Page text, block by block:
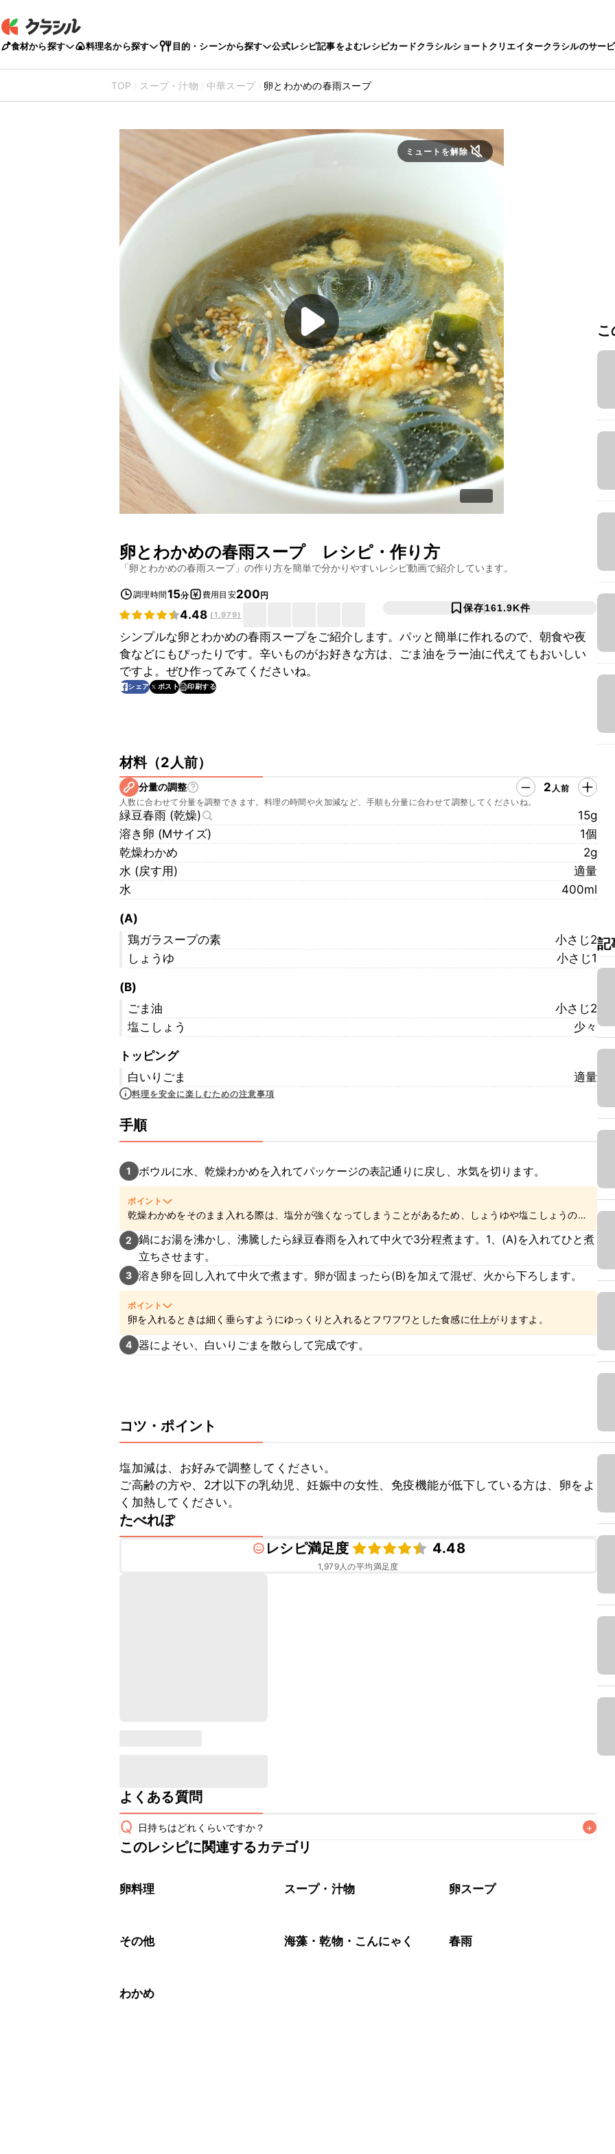
食材から探す 料理名から探す 目的・シーンから探す 公式レシピ記事をよむレシピカードクラシルショートクリエイタークラシルのサー
TOP スープ・汁物 中華スープ 卵とわかめの春雨スープ
ミュートを解除
卵とわかめの春雨スープレシピ・作り方
「卵とわかめの春雨スープ」の作り方を簡単で分かりやすいレシピ動画で紹介しています。
調理時間15分 費用目安200円
4.48 (1,979)
保存161.9K件
シンプルな卵とわかめの春雨スープをご紹介します。パッと簡単に作れるので、朝食や夜
食などにもぴったりです。辛いものがお好きな方は、ごま油をラー油に代えてもおいしい
ですよ。ぜひ作ってみてくださいね。
シェア ポスト 印刷する
材料（2人前）
分量の調整 2 人前
人数に合わせて分量を調整できます。料理の時間や火加減など、手順も分量に合わせて調整してくださいね。
緑豆春雨 (乾燥)
15g
溶き卵 (Mサイズ)
1個
乾燥わかめ
2g
水 (戻す用)
適量
水
400ml
(A)
鶏ガラスープの素
小さじ2
しょうゆ
小さじ1
(B)
ごま油
小さじ2
塩こしょう
少々
トッピング
白いりごま
適量
料理を安全に楽しむための注意事項
手順
1 ボウルに水、乾燥わかめを入れてパッケージの表記通りに戻し、水気を切ります。
ポイント
乾燥わかめをそのまま入れる際は、塩分が強くなってしまうことがあるため、しょうゆや塩こしょうの分
量を調整してくださいね。
2
鍋にお湯を沸かし、沸騰したら緑豆春雨を入れて中火で3分程煮ます。1、(A)を入れてひと煮
立ちさせます。
3 溶き卵を回し入れて中火で煮ます。卵が固まったら(B)を加えて混ぜ、火から下ろします。
ポイント
卵を入れるときは細く垂らすようにゆっくりと入れるとフワフワとした食感に仕上がりますよ。
4 器によそい、白いりごまを散らして完成です。
コツ・ポイント
塩加減は、お好みで調整してください。
ご高齢の方や、2才以下の乳幼児、妊娠中の女性、免疫機能が低下している方は、卵をよ
く加熱してください。
たべれぽ
レシピ満足度
4.48
1,979人の平均満足度
よくある質問
Q 日持ちはどれくらいですか？ +
こちらのレシピは出来たてをお召し上がりいただくことをおすすめします。
※日持ちは目安です。
このレシピに関連するカテゴリ
卵料理 スープ・汁物 卵スープ
その他 海藻・乾物・こんにゃく 春雨
わかめ
記